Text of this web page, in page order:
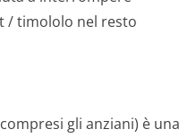
/ timololo nel resto
gli anziani) è una